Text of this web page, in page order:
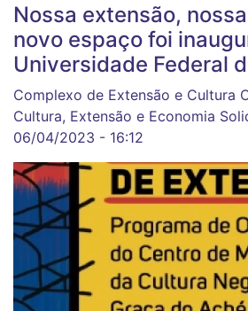
Nossa extensão,
novo espaço foi
Universidade Federal
Complexo de Extensão e Cultura
Cultura, Extensão e Economia
06/04/2023 - 16:12